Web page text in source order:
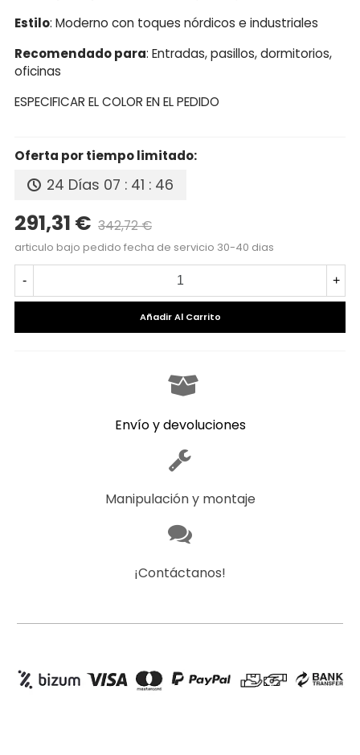
Estilo: Moderno con toques nórdicos e industriales
Recomendado para: Entradas, pasillos, dormitorios,
oficinas
ESPECIFICAR EL COLOR EN EL PEDIDO
Oferta por tiempo limitado:
24 Días 07 : 41 : 45
291,31 € 342,72 €
articulo bajo pedido fecha de servicio 30-40 dias
- +
Añadir Al Carrito
Envío y devoluciones
Manipulación y montaje
¡Contáctanos!